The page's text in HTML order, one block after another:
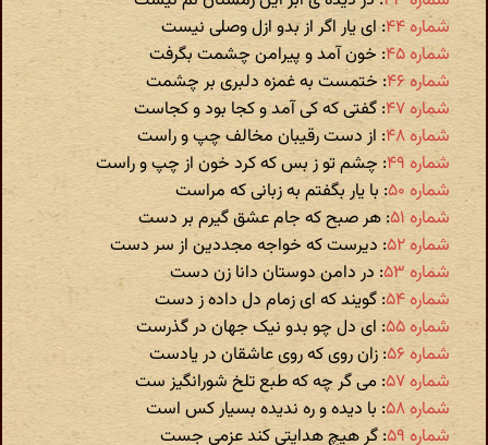
شماره ۴۴
: ای یار اگر از بدو ازل وصلی نیست
شماره ۴۵
: خون آمد و پیرامن چشمت بگرفت
شماره ۴۶
: ختمست به غمزه دلبری بر چشمت
شماره ۴۷
: گفتی که کی آمد و کجا بود و کجاست
شماره ۴۸
: از دست رقیبان مخالف چپ و راست
شماره ۴۹
: چشم تو ز بس که کرد خون از چپ و راست
شماره ۵۰
: با یار بگفتم به زبانی که مراست
شماره ۵۱
: هر صبح که جام عشق گیرم بر دست
شماره ۵۲
: دیرست که خواجه مجددین از سر دست
شماره ۵۳
: در دامن دوستان دانا زن دست
شماره ۵۴
: گویند که ای زمام دل داده ز دست
شماره ۵۵
: ای دل چو بدو نیک جهان در گذرست
شماره ۵۶
: زان روی که روی عاشقان در یادست
شماره ۵۷
: می گر چه که طبع تلخ شورانگیز ست
شماره ۵۸
: با دیده و ره ندیده بسیار کس است
شماره ۵۹
: گر هیچ هدایتی کند عزمی جست